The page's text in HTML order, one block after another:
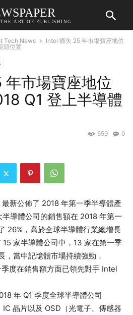
ART OF PUBLISHING
Tech News
Intel 痛失 25 年市場寶座地位
頭位置
市場寶座地位
Q1 登上半導體
0
659
新公佈了 2018 年第一季半導體產
導體公司的銷售額在 2018 年第一
26%，高於全球半導體行業總增長
家半導體公司中，13 家在第一季
，當中記憶體市場持續強勁，
度在銷售額方面已領先對手 Intel
年 Q1 季度全球半導體公司
晶片以及 OSD（光電子、傳感器